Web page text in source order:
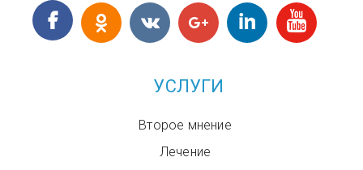
УСЛУГИ
Второе мнение
Лечение